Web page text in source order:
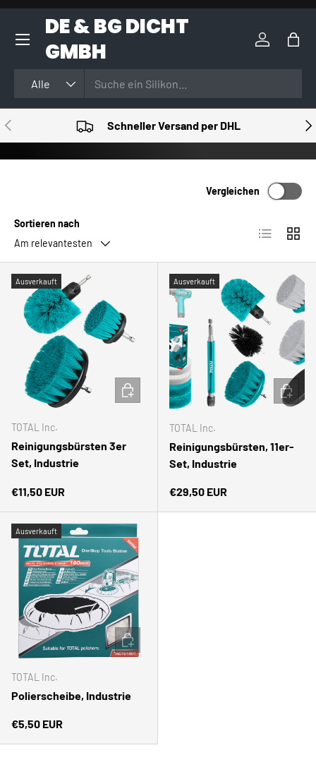
DIREKT ZUM INHALT
DE & BG DICHT
GMBH
Alle
Einloggen
VORHERIGE Schneller Versand per DHL
Sortieren nach
Am relevantesten
Vergleichen
Ausverkauft
TOTAL Inc.
Reinigungsbürsten 3er
Set, Industrie
Normaler Preis
€11,50 EUR
IN DEN WARENKORB
Ausverkauft
TOTAL Inc.
Reinigungsbürsten, 11er-
Set, Industrie
Normaler Preis
€29,50 EUR
IN DEN
Ausverkauft
TOTAL Inc.
Polierscheibe, Industrie
Normaler Preis
€5,50 EUR
IN DEN WARENKORB